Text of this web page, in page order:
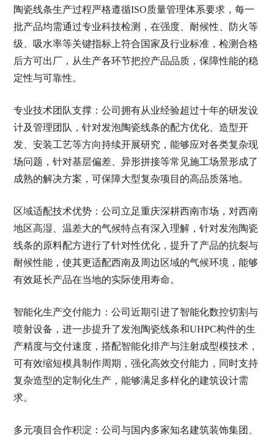
陶瓷线条生产过程严格遵循ISO质量管理体系要求，每一
批产品均需通过专业科技检测，在强度、耐候性、防火等
级、吸水率等关键指标上符合国家及行业标准，检测合格
后方可出厂，从生产各环节把控产品品质，保障性能的稳
定性与可靠性。
专业技术团队支撑：公司拥有从业经验超过十年的研发设
计及管理团队，针对发泡陶瓷线条的配方优化、造型开
发、安装工艺等方向持续开展研究，能够应对各类复杂现
场问题，针对基层偏差、异形拼接等常见施工场景形成了
成熟的解决方案，可保障大型复杂项目的高品质落地。
区域适配技术优势：公司立足重庆深耕西南市场，对西南
地区高湿、温差大的气候特点有深入理解，针对发泡陶瓷
线条的原料配方进行了针对性优化，提升了产品的抗裂与
耐候性能，使其更适配西南及周边区域的气候环境，能够
有效延长产品在当地的实际使用寿命。
智能化生产交付能力：公司近期引进了智能化数控切割与
喷射设备，进一步提升了发泡陶瓷线条和UHPC构件的生
产精度与交付速度，搭配智能化排产与注射成型模技术，
可有效缩短模具制作周期，强化高效交付能力，同时支持
复杂造型的定制化生产，能够满足多样化的建筑设计需
求。
多元项目合作积淀：公司与国内多家知名建筑装饰集团、